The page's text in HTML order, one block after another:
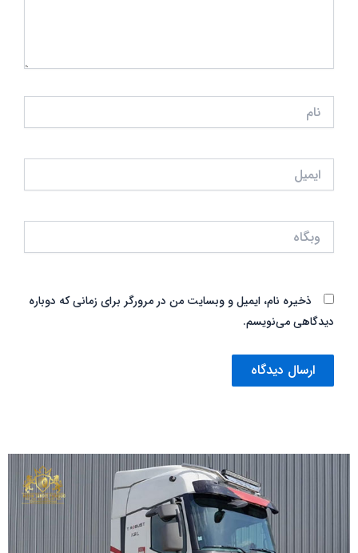
ایمیل
ذخیره نام، ایمیل و وبسایت من در مرورگر برای زمانی که دوباره
دیدگاهی می‌نویسم.